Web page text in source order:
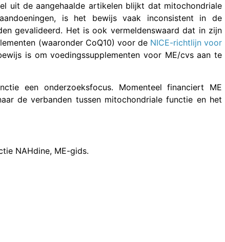
uit de aangehaalde artikelen blijkt dat mitochondriale
is het bewijs vaak inconsistent in de
gevalideerd. Het is ook vermeldenswaard dat in zijn
(waaronder CoQ10) voor de NICE-richtlijn voor
is om voedingssupplementen voor ME/cvs aan te
een onderzoeksfocus. Momenteel financiert ME
de verbanden tussen mitochondriale functie en het
NAHdine, ME-gids.